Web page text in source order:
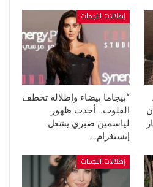
إطلالات النجمات
“بيجاما بيضاء وإطلالة تخطف
القلوب.. أحدث ظهور
لياسمين صبري يشعل
إنستغرام…
إطلالات النجمات